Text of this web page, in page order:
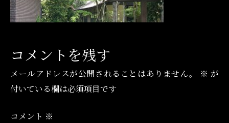
コメントを残す
メールアドレスが公開されることはありません。 ※ が
付いている欄は必須項目です
コメント ※